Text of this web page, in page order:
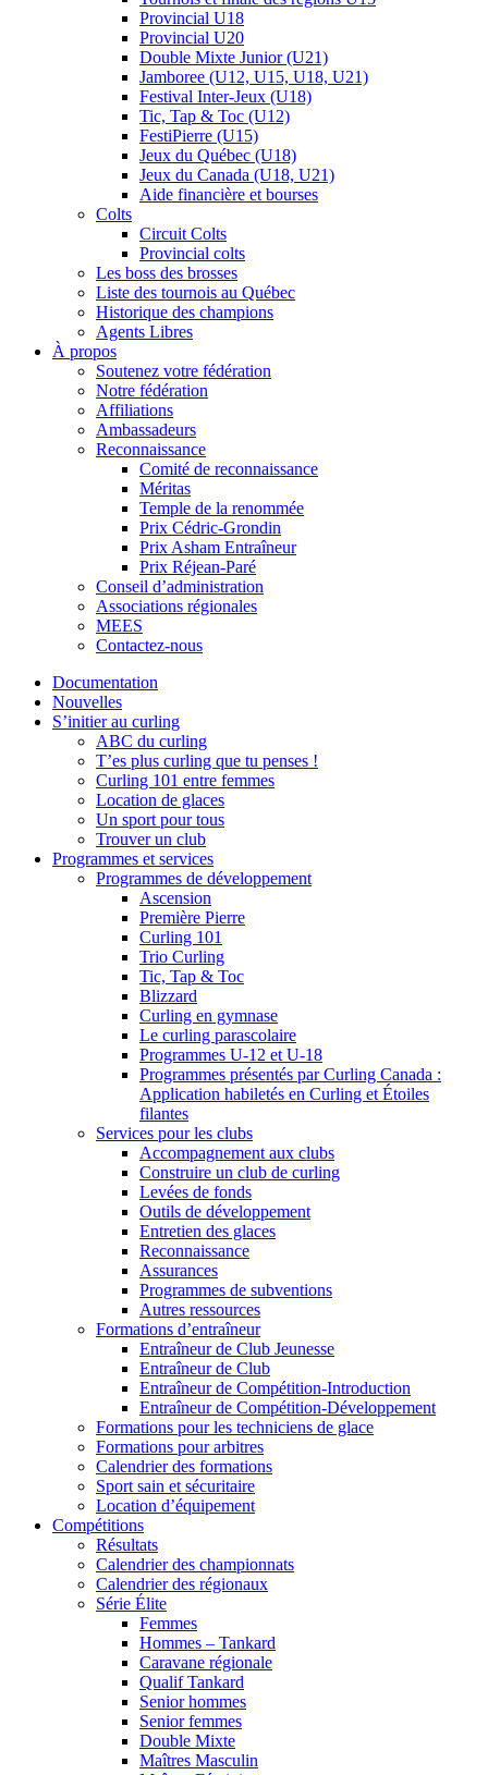
Provincial U18
Provincial U20
Double Mixte Junior (U21)
Jamboree (U12, U15, U18, U21)
Festival Inter-Jeux (U18)
Tic, Tap & Toc (U12)
FestiPierre (U15)
Jeux du Québec (U18)
Jeux du Canada (U18, U21)
Aide financière et bourses
Colts
Circuit Colts
Provincial colts
Les boss des brosses
Liste des tournois au Québec
Historique des champions
Agents Libres
À propos
Soutenez votre fédération
Notre fédération
Affiliations
Ambassadeurs
Reconnaissance
Comité de reconnaissance
Méritas
Temple de la renommée
Prix Cédric-Grondin
Prix Asham Entraîneur
Prix Réjean-Paré
Conseil d’administration
Associations régionales
MEES
Contactez-nous
Documentation
Nouvelles
S’initier au curling
ABC du curling
T’es plus curling que tu penses !
Curling 101 entre femmes
Location de glaces
Un sport pour tous
Trouver un club
Programmes et services
Programmes de développement
Ascension
Première Pierre
Curling 101
Trio Curling
Tic, Tap & Toc
Blizzard
Curling en gymnase
Le curling parascolaire
Programmes U-12 et U-18
Programmes présentés par Curling Canada :
Application habiletés en Curling et Étoiles
filantes
Services pour les clubs
Accompagnement aux clubs
Construire un club de curling
Levées de fonds
Outils de développement
Entretien des glaces
Reconnaissance
Assurances
Programmes de subventions
Autres ressources
Formations d’entraîneur
Entraîneur de Club Jeunesse
Entraîneur de Club
Entraîneur de Compétition-Introduction
Entraîneur de Compétition-Développement
Formations pour les techniciens de glace
Formations pour arbitres
Calendrier des formations
Sport sain et sécuritaire
Location d’équipement
Compétitions
Résultats
Calendrier des championnats
Calendrier des régionaux
Série Élite
Femmes
Hommes – Tankard
Caravane régionale
Qualif Tankard
Senior hommes
Senior femmes
Double Mixte
Maîtres Masculin